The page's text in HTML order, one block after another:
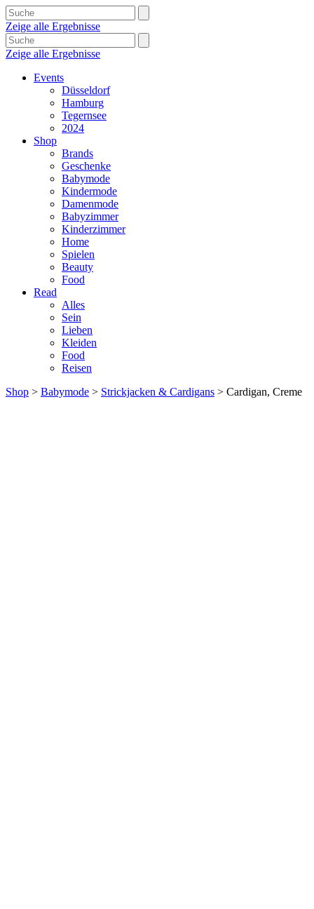
Zeige alle Ergebnisse
Zeige alle Ergebnisse
Events
Düsseldorf
Hamburg
Tegernsee
2024
Shop
Brands
Geschenke
Babymode
Kindermode
Damenmode
Babyzimmer
Kinderzimmer
Home
Spielen
Beauty
Food
Read
Alles
Sein
Lieben
Kleiden
Food
Reisen
Shop > Babymode > Strickjacken & Cardigans > Cardigan, Creme